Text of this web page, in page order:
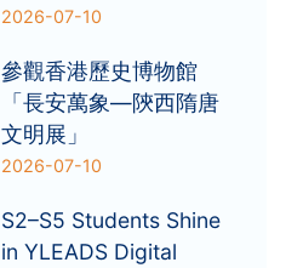
2026-07-10
參觀香港歷史博物館
「長安萬象—陝西隋唐
文明展」
2026-07-10
S2–S5 Students Shine
in YLEADS Digital